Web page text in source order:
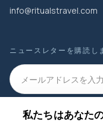
info@ritualstravel.com
ニュースレターを購読し
ソーシャルメディア
私たちはあなた